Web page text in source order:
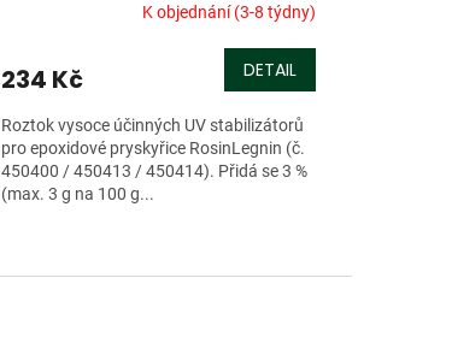
K objednání (3-8 týdny)
234 Kč DETAIL
Roztok vysoce účinných UV stabilizátorů
pro epoxidové pryskyřice RosinLegnin (č.
450400 / 450413 / 450414). Přidá se 3 %
(max. 3 g na 100 g...